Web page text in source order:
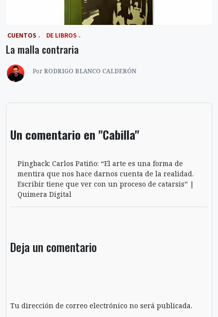
‎ CUENTOS DE LIBROS
La malla contraria
Por RODRIGO BLANCO CALDERÓN
Un comentario en "Cabilla"
Pingback: Carlos Patiño: “El arte es una forma de
mentira que nos hace darnos cuenta de la realidad.
Escribir tiene que ver con un proceso de catarsis” |
Quimera Digital
Deja un comentario
Tu dirección de correo electrónico no será publicada.